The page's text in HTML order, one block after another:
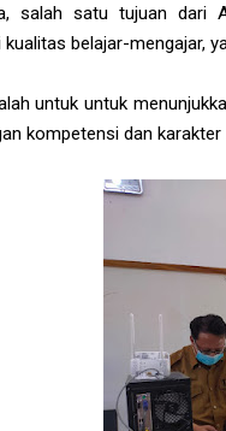
salah satu tujuan dari
belajar-mengajar,
untuk untuk
kompetensi dan karakter